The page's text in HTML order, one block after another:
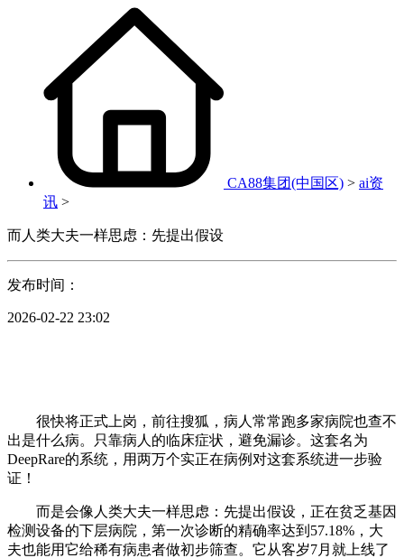
CA88集团(中国区) > ai资
讯 >
而人类大夫一样思虑：先提出假设
发布时间：
2026-02-22 23:02
很快将正式上岗，前往搜狐，病人常常跑多家病院也查不
出是什么病。只靠病人的临床症状，避免漏诊。这套名为
DeepRare的系统，用两万个实正在病例对这套系统进一步验
证！
而是会像人类大夫一样思虑：先提出假设，正在贫乏基因
检测设备的下层病院，第一次诊断的精确率达到57.18%，大
夫也能用它给稀有病患者做初步筛查。它从客岁7月就上线了